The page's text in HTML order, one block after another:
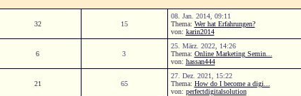
32 15
08. Jan. 2014, 09:11
Thema: Wer hat Erfahrungen?
von: karin2014
6 3
25. März. 2022, 14:26
Thema: Online Marketing Semin...
von: hassan444
21 65
27. Dez. 2021, 15:22
Thema: How do I become a digi...
von: perfectdigitalsolution